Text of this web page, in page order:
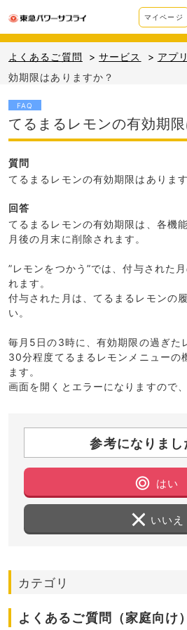
マイページ
よくあるご質問 > サービス > アプリ
効期限はありますか？
FAQ
てるまるレモンの有効期
質問
てるまるレモンの有効期限はありま
回答
てるまるレモンの有効期限は、各機
月後の月末に削除されます。
”レモンをつかう”では、付与された
れます。
付与された月は、てるまるレモンの
い。
毎月5日の3時に、有効期限の過ぎた
30分程度てるまるレモンメニューの
ます。
画面を開くとエラーになりますので
参考になりまし
はい
いいえ
カテゴリ
よくあるご質問（家庭向け）